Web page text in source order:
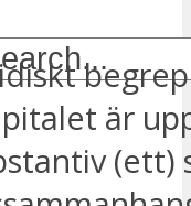
är
(ett)